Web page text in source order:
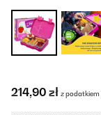
214,90 zł z podatkiem